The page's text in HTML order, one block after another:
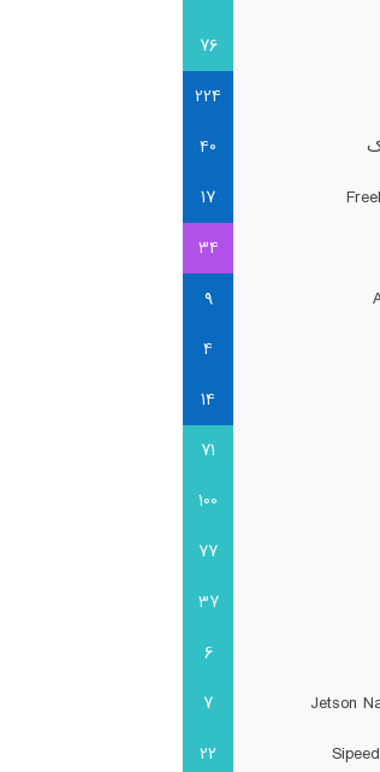
76
224
40
17
34
9
4
14
71
100
77
37
6
7
22